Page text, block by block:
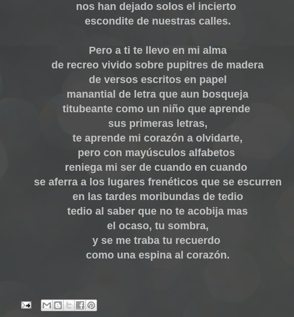
nos han dejado solos el incierto
escondite de nuestras calles.
Pero a ti te llevo en mi alma
de recreo vivido sobre pupitres de madera
de versos escritos en papel
manantial de letra que aun bosqueja
titubeante como un niño que aprende
sus primeras letras,
te aprende mi corazón a olvidarte,
pero con mayúsculos alfabetos
reniega mi ser de cuando en cuando
se aferra a los lugares frenéticos que se escurren
en las tardes moribundas de tedio
tedio al saber que no te acobija mas
el ocaso, tu sombra,
y se me traba tu recuerdo
como una espina al corazón.